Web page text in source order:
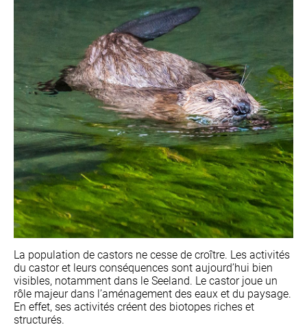
La population de castors ne cesse de croître. Les activités
du castor et leurs conséquences sont aujourd’hui bien
visibles, notamment dans le Seeland. Le castor joue un
rôle majeur dans l’aménagement des eaux et du paysage.
En effet, ses activités créent des biotopes riches et
structurés.